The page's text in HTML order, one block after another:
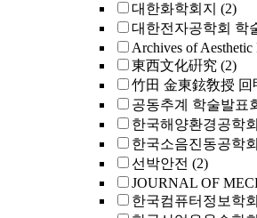
대한화학회지 (2)
대한전자공학회 학
Archives of Aesthetic
東西文化硏究 (2)
竹田 金東鉉敎授
공동추계 학술발표
한국해양환경공학
한국소음진동공학
선박안전 (2)
JOURNAL OF
한국컴퓨터정보학